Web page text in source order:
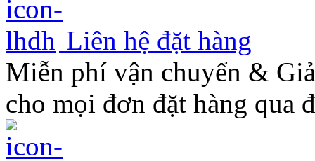
Liên hệ đặt hàng
Miễn phí vận chuyển &
cho mọi đơn đặt hàng qua